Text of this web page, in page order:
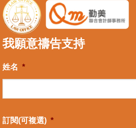
我願意禱告支持
姓名 *
訂閱(可複選) *